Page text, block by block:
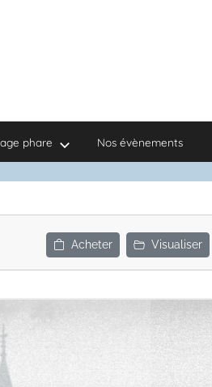
phare Nos évènements
Acheter Visualiser